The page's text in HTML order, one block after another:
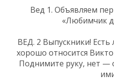
Вед 1. Объявляем
«Любимчик
ВЕД. 2 Выпускники! Есть
хорошо относится
Поднимите руку, нет —